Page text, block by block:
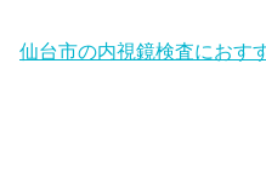
仙台市の内視鏡検査におす